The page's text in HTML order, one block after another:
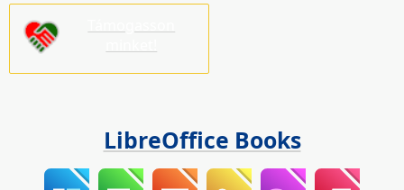
LibreOffice Books